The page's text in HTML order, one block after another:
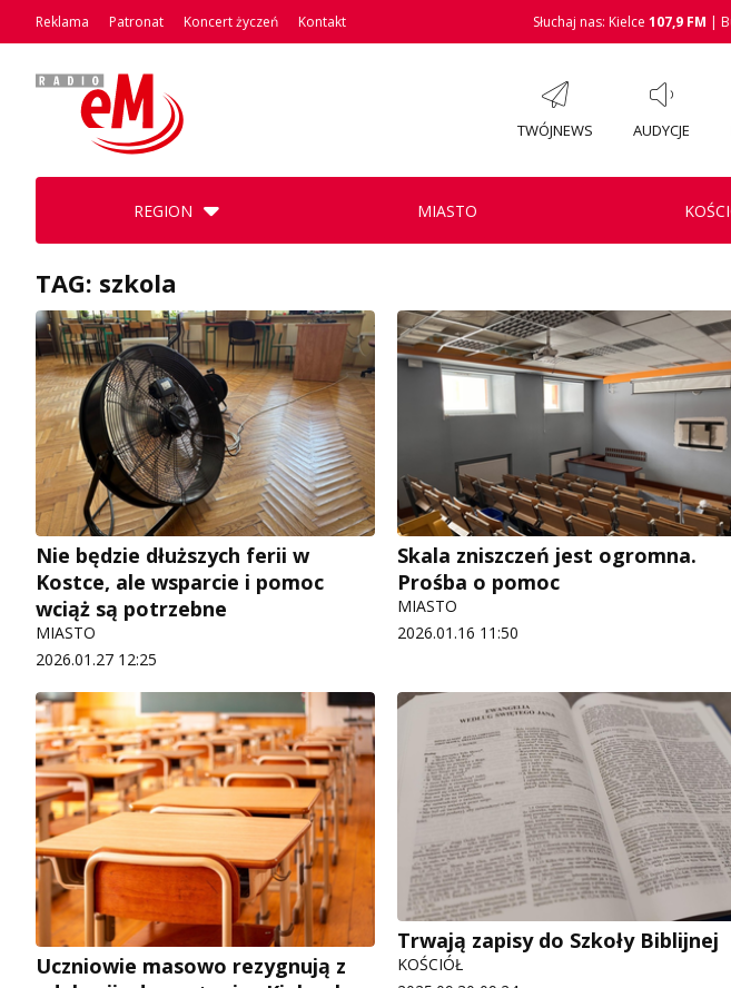
Reklama Patronat Koncert życzeń Kontakt Słuchaj nas: Kielce 107,9 FM |
TWÓJNEWS AUDYCJE
REGION MIASTO
TAG: szkola
Nie będzie dłuższych ferii w
Kostce, ale wsparcie i pomoc
wciąż są potrzebne
MIASTO
2026.01.27 12:25
Skala zniszczeń jest ogromna.
Prośba o pomoc
MIASTO
2026.01.16 11:50
Uczniowie masowo rezygnują z
Trwają zapisy do Szkoły Biblijnej
KOŚCIÓŁ